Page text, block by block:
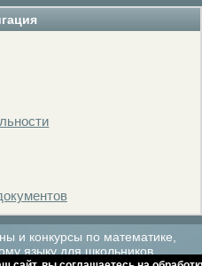
и конкурсы по математике,
языку для школьников.